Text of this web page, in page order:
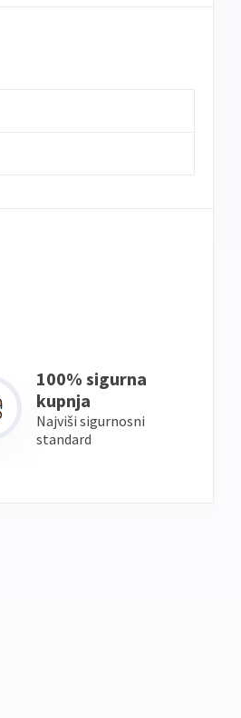
100% sigurna
kupnja
Najviši sigurnosni
standard